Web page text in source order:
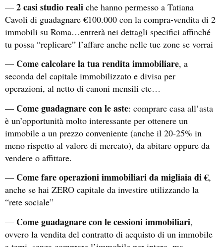
— 2 casi studio reali che hanno permesso a Tatiana
Cavoli di guadagnare €100.000 con la compra-vendita di 2
immobili su Roma…entrerà nei dettagli specifici affinché
tu possa “replicare” l’affare anche nelle tue zone se vorrai
— Come calcolare la tua rendita immobiliare, a
seconda del capitale immobilizzato e divisa per
operazioni, al netto di canoni mensili etc…
— Come guadagnare con le aste: comprare casa all’asta
è un’opportunità molto interessante per ottenere un
immobile a un prezzo conveniente (anche il 20-25% in
meno rispetto al valore di mercato), da abitare oppure da
vendere o affittare.
— Come fare operazioni immobiliari da migliaia di €,
anche se hai ZERO capitale da investire utilizzando la
“rete sociale”
— Come guadagnare con le cessioni immobiliari,
ovvero la vendita del contratto di acquisto di un immobile